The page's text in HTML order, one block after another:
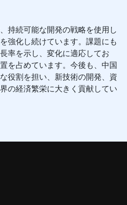
持続可能な開発の戦略を使用し
強化し続けています。課題にも
率を示し、変化に適応してお
を占めています。今後も、中国
役割を担い、新技術の開発、資
の経済繁栄に大きく貢献してい